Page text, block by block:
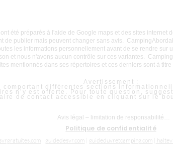
été préparés à l'aide de Google maps et des sites
de publier mais peuvent changer sans avis.
les informations personnellement avant de se rendre
et nous n'avons aucun contrôle sur ces variantes.
mentionnés dans ses répertoires et ces derniers sont à
​Avertissement :
différentes sections
n’y est offerte. Pour toute question,
de contact accessible en cliquant sur le
Avis légal – limitation de responsabilité
Politique de confidentialité
guidedesvr.com guideduvretcamping.com